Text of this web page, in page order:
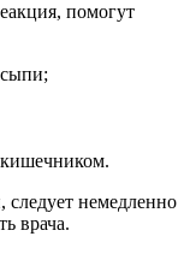
помогут
немедленно
врача.